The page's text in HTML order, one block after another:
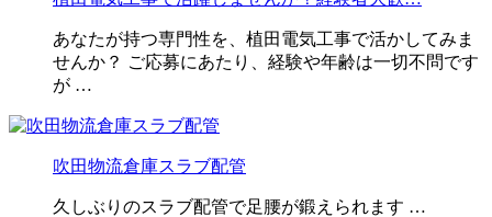
あなたが持つ専門性を、植田電気工事で活かしてみま
せんか？ ご応募にあたり、経験や年齢は一切不問です
が …
吹田物流倉庫スラブ配管
久しぶりのスラブ配管で足腰が鍛えられます …